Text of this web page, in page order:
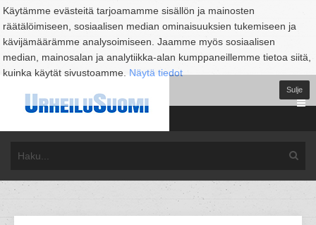
Käytämme evästeitä tarjoamamme sisällön ja mainosten
räätälöimiseen, sosiaalisen median ominaisuuksien tukemiseen ja
kävijämäärämme analysoimiseen. Jaamme myös sosiaalisen
median, mainosalan ja analytiikka-alan kumppaneillemme tietoa siitä,
kuinka käytät sivustoamme. Näytä tiedot
Sulje